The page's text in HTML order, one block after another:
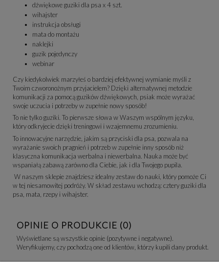
dźwiękowe guziki dla psa x 4 szt.
wihajster
instrukcja obsługi
mata do montażu
naklejki
guzik pojedynczy
webinar
Czy kiedykolwiek marzyłeś o bardziej efektywnej wymianie myśli z
Twoim czworonożnym przyjacielem? Dzięki alternatywnej metodzie
komunikacji za pomocą guzików dźwiękowych, psiak może wyrażać
swoje uczucia i potrzeby w zupełnie nowy sposób!
To nie tylko guziki. To pierwsze słowa w Waszym wspólnym języku,
który odkryjecie dzięki treningowi i wzajemnemu zrozumieniu.
To innowacyjne narzędzie, jakim są przyciski dla psa, pozwala na
wyrażanie swoich pragnień i potrzeb w zupełnie inny sposób niż
klasyczna komunikacja werbalna i niewerbalna. Nauka może być
wspaniałą zabawą zarówno dla Ciebie, jak i dla Twojego pupila.
W naszym sklepie znajdziesz idealny zestaw do nauki, który pomoże Ci
w tej niesamowitej podróży. W skład zestawu wchodzą: cztery guziki dla
psa, mata, rzepy i wihajster.
OPINIE O PRODUKCIE (0)
Wyświetlane są wszystkie opinie (pozytywne i negatywne).
Weryfikujemy, czy pochodzą one od klientów, którzy kupili dany produkt.